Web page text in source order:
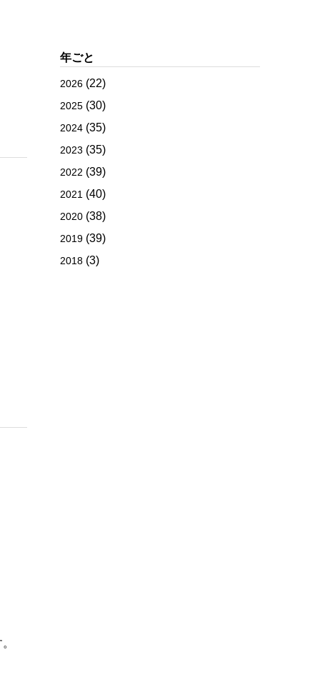
年ごと
2026 (22)
2025 (30)
2024 (35)
2023 (35)
2022 (39)
2021 (40)
2020 (38)
2019 (39)
2018 (3)